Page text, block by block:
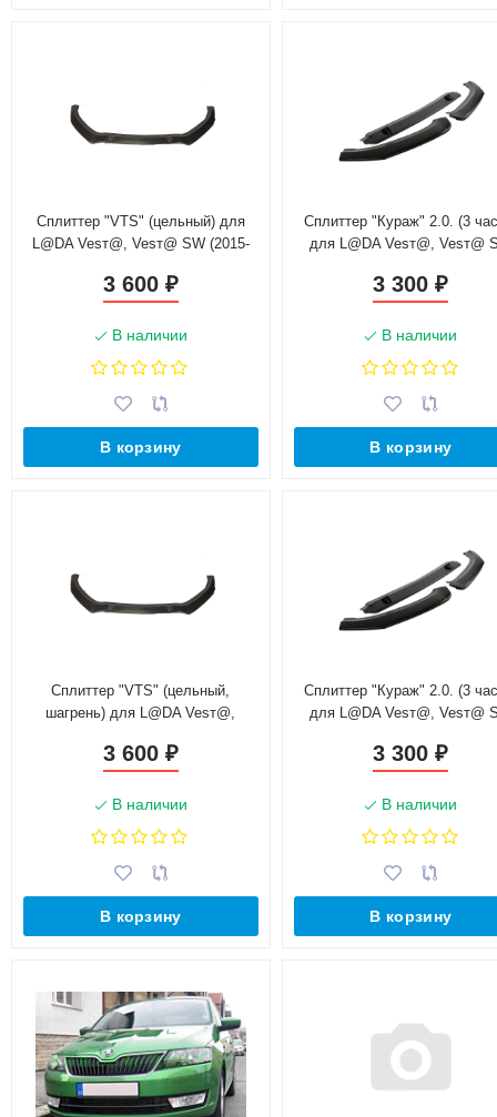
Сплиттер "VTS" (цельный) для
L@DA Vesт@, Vesт@ SW (2015-
3 600 ₽
В наличии
В корзину
Сплиттер "Кураж" 2.0. (3
для L@DA Vesт@, Vesт@
3 300₽
В наличии
В корзину
Сплиттер "VTS" (цельный,
шагрень) для L@DA Vesт@,
3 600 ₽
В наличии
В корзину
Сплиттер "Кураж" 2.0. (3
для L@DA Vesт@, Vesт@
3 300₽
В наличии
В корзину